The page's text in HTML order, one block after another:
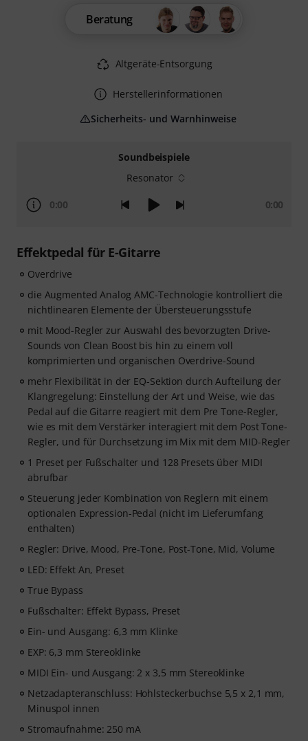
Soundbeispiele
Resonator
0:00 0:00
Effektpedal für E-Gitarre
Overdrive
die Augmented Analog AMC-Technologie kontrolliert die
nichtlinearen Elemente der Übersteuerungsstufe
mit Mood-Regler zur Auswahl des bevorzugten Drive-
Sounds von Clean Boost bis hin zu einem voll
komprimierten und organischen Overdrive-Sound
mehr Flexibilität in der EQ-Sektion durch Aufteilung der
Klangregelung: Einstellung der Art und Weise, wie das
Pedal auf die Gitarre reagiert mit dem Pre Tone-Regler,
wie es mit dem Verstärker interagiert mit dem Post Tone-
Regler, und für Durchsetzung im Mix mit dem MID-Regler
1 Preset per Fußschalter und 128 Presets über MIDI
abrufbar
Steuerung jeder Kombination von Reglern mit einem
optionalen Expression-Pedal (nicht im Lieferumfang
enthalten)
Regler: Drive, Mood, Pre-Tone, Post-Tone, Mid, Volume
LED: Effekt An, Preset
True Bypass
Fußschalter: Effekt Bypass, Preset
Ein- und Ausgang: 6,3 mm Klinke
EXP: 6,3 mm Stereoklinke
MIDI Ein- und Ausgang: 2 x 3,5 mm Stereoklinke
Netzadapteranschluss: Hohlsteckerbuchse 5,5 x 2,1 mm,
Minuspol innen
Stromaufnahme: 250 mA
Beratung
Altgeräte-Entsorgung
Herstellerinformationen
Sicherheits- und Warnhinweise